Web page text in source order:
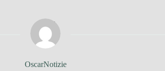
OscarNotizie